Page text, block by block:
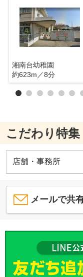
湘南台幼稚園
約623m／8分
こだわり特集
店舗・事務所
メールで共